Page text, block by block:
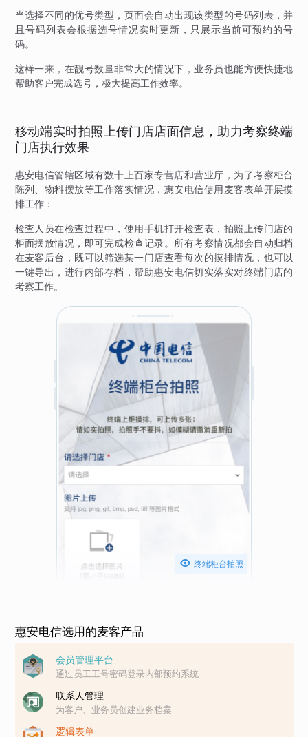
当选择不同的优号类型，页面会自动出现该类型的号码列表，并
且号码列表会根据选号情况实时更新，只展示当前可预约的号
码。
这样一来，在靓号数量非常大的情况下，业务员也能方便快捷地
帮助客户完成选号，极大提高工作效率。
移动端实时拍照上传门店店面信息，助力考察终端
门店执行效果
惠安电信管辖区域有数十上百家专营店和营业厅，为了考察柜台
陈列、物料摆放等工作落实情况，惠安电信使用麦客表单开展摸
排工作：
检查人员在检查过程中，使用手机打开检查表，拍照上传门店的
柜面摆放情况，即可完成检查记录。所有考察情况都会自动归档
在麦客后台，既可以筛选某一门店查看每次的摸排情况，也可以
一键导出，进行内部存档，帮助惠安电信切实落实对终端门店的
考察工作。
 终端柜台拍照
惠安电信选用的麦客产品
会员管理平台
通过员工工号密码登录内部预约系统
联系人管理
为客户、业务员创建业务档案
逻辑表单